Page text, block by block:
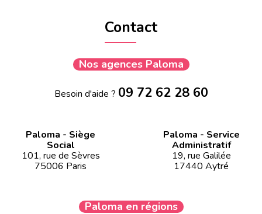
Contact
Nos agences Paloma
Besoin d'aide ? 09 72 62 28 60
Paloma - Siège
Social
101, rue de Sèvres
75006 Paris
Paloma - Service
Administratif
19, rue Galilée
17440 Aytré
Paloma en régions